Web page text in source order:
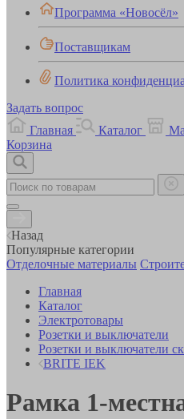
Программа «Новосёл»
Поставщикам
Политика
Задать вопрос
Главная
Каталог
Корзина
Назад
Популярные категории
Отделочные материалы
Главная
Каталог
Электротовары
Розетки и выключатели
Розетки и выключатели
BRITE IEK
Рамка 1-